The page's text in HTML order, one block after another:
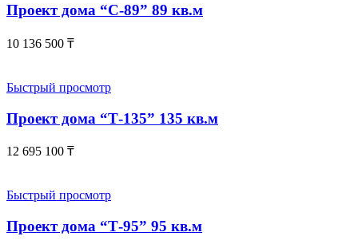
Проект дома “С-89” 89 кв.м
10 136 500 ₸
Быстрый просмотр
Проект дома “Т-135” 135 кв.м
12 695 100 ₸
Быстрый просмотр
Проект дома “Т-95” 95 кв.м